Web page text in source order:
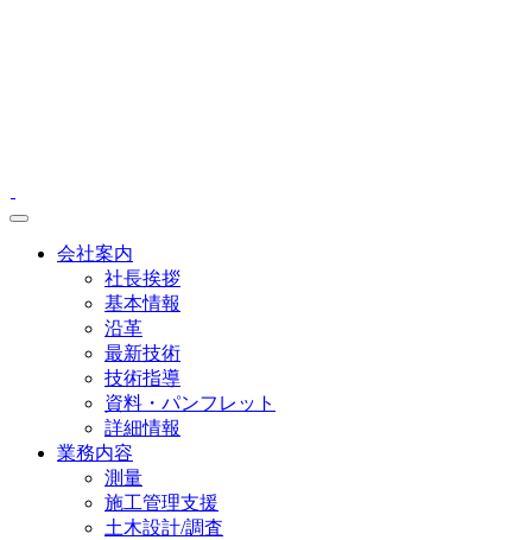
会社案内
社長挨拶
基本情報
沿革
最新技術
技術指導
資料・パンフレット
詳細情報
業務内容
測量
施工管理支援
土木設計/調査